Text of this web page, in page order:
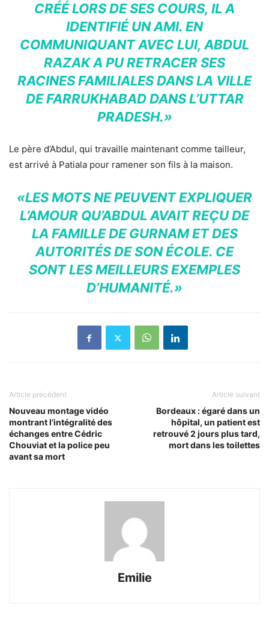
CRÉÉ LORS DE SES COURS, IL A
IDENTIFIÉ UN AMI. EN
COMMUNIQUANT AVEC LUI, ABDUL
RAZAK A PU RETRACER SES
RACINES FAMILIALES DANS LA VILLE
DE FARRUKHABAD DANS L’UTTAR
PRADESH.»
Le père d’Abdul, qui travaille maintenant comme tailleur,
est arrivé à Patiala pour ramener son fils à la maison.
«LES MOTS NE PEUVENT EXPLIQUER
L’AMOUR QU’ABDUL AVAIT REÇU DE
LA FAMILLE DE GURNAM ET DES
AUTORITÉS DE SON ÉCOLE. CE
SONT LES MEILLEURS EXEMPLES
D’HUMANITÉ.»
Article précédent
Nouveau montage vidéo
montrant l’intégralité des
échanges entre Cédric
Chouviat et la police peu
avant sa mort
Article suivant
Bordeaux : égaré dans un
hôpital, un patient est
retrouvé 2 jours plus tard,
mort dans les toilettes
Emilie